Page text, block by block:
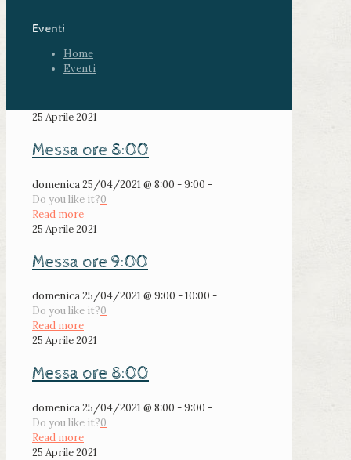
Eventi
Home
Eventi
25 Aprile 2021
Messa ore 8:00
domenica 25/04/2021 @ 8:00 - 9:00 -
Do you like it?0
Read more
25 Aprile 2021
Messa ore 9:00
domenica 25/04/2021 @ 9:00 - 10:00 -
Do you like it?0
Read more
25 Aprile 2021
Messa ore 8:00
domenica 25/04/2021 @ 8:00 - 9:00 -
Do you like it?0
Read more
25 Aprile 2021